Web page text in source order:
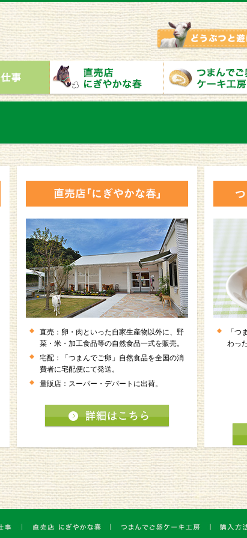
直売：卵・肉といった自家生産物以外に、野
菜・米・加工食品等の自然食品一式を販売。
宅配：「つまんでご卵」自然食品を全国の消
費者に宅配便にて発送。
量販店：スーパー・デパートに出荷。
「つ
わっ